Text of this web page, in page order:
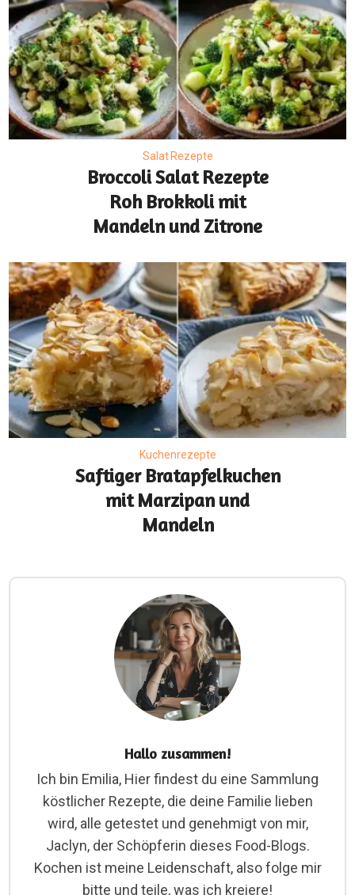
Salat Rezepte
Broccoli Salat Rezepte
Roh Brokkoli mit
Mandeln und Zitrone
Kuchenrezepte
Saftiger Bratapfelkuchen
mit Marzipan und
Mandeln
Hallo zusammen!
Ich bin Emilia, Hier findest du eine Sammlung
köstlicher Rezepte, die deine Familie lieben
wird, alle getestet und genehmigt von mir,
Jaclyn, der Schöpferin dieses Food-Blogs.
Kochen ist meine Leidenschaft, also folge mir
bitte und teile, was ich kreiere!